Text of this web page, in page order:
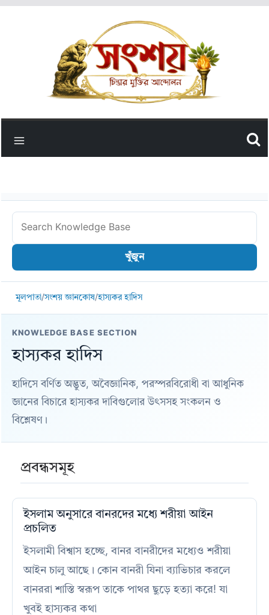
Search
Knowledge
খুঁজুন
মূলপাতা/সংশয় জ্ঞানকোষ/হাস্যকর হাদিস
KNOWLEDGE BASE SECTION
হাস্যকর হাদিস
হাদিসে বর্ণিত অদ্ভুত, অবৈজ্ঞানিক, পরস্পরবিরোধী বা আধুনিক
জ্ঞানের বিচারে হাস্যকর দাবিগুলোর উৎসসহ সংকলন ও
বিশ্লেষণ।
প্রবন্ধসমূহ
ইসলাম অনুসারে বানরদের মধ্যে শরীয়া আইন
প্রচলিত
ইসলামী বিশ্বাস হচ্ছে, বানর বানরীদের মধ্যেও শরীয়া
আইন চালু আছে। কোন বানরী যিনা ব্যাভিচার করলে
বানররা শাস্তি স্বরূপ তাকে পাথর ছুড়ে হত্যা করে! যা
খুবই হাস্যকর কথা